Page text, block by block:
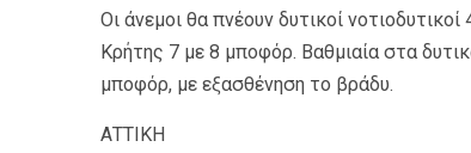
Οι άνεμοι θα πνέουν δυτικοί
Κρήτης 7 με 8 μποφόρ. Βαθμιαία στα
μποφόρ, με εξασθένηση το βράδυ.
ΑΤΤΙΚΗ